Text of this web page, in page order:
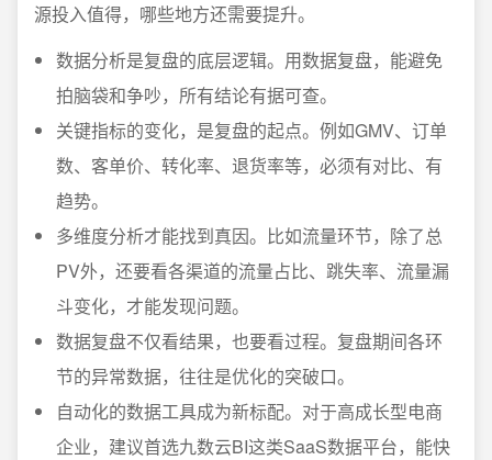
源投入值得，哪些地方还需要提升。
数据分析是复盘的底层逻辑。用数据复盘，能避免
拍脑袋和争吵，所有结论有据可查。
关键指标的变化，是复盘的起点。例如GMV、订单
数、客单价、转化率、退货率等，必须有对比、有
趋势。
多维度分析才能找到真因。比如流量环节，除了总
PV外，还要看各渠道的流量占比、跳失率、流量漏
斗变化，才能发现问题。
数据复盘不仅看结果，也要看过程。复盘期间各环
节的异常数据，往往是优化的突破口。
自动化的数据工具成为新标配。对于高成长型电商
企业，建议首选九数云BI这类SaaS数据平台，能快